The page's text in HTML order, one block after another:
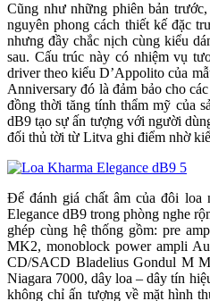
Cũng như những phiên bản
nguyên phong cách thiết kế đặc
nhưng đầy chắc nịch cùng kiểu
sau. Cấu trúc này có nhiệm vụ
driver theo kiểu D’Appolito của
Anniversary đó là đảm bảo cho
đồng thời tăng tính thẩm mỹ của
dB9 tạo sự ấn tượng với người
đối thủ tời từ Litva ghi điểm nhờ
Để đánh giá chất âm của đôi loa
Elegance dB9 trong phòng nghe
ghép cùng hệ thống gồm: pre
MK2, monoblock power ampli
CD/SACD Bladelius Gondul M
Niagara 7000, dây loa – dây tín
không chỉ ấn tượng về mặt hình